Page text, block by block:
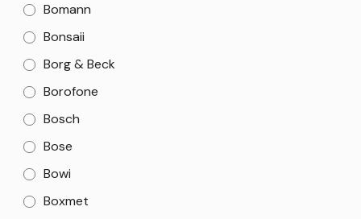
Bomann
Bonsaii
Borg & Beck
Borofone
Bosch
Bose
Bowi
Boxmet